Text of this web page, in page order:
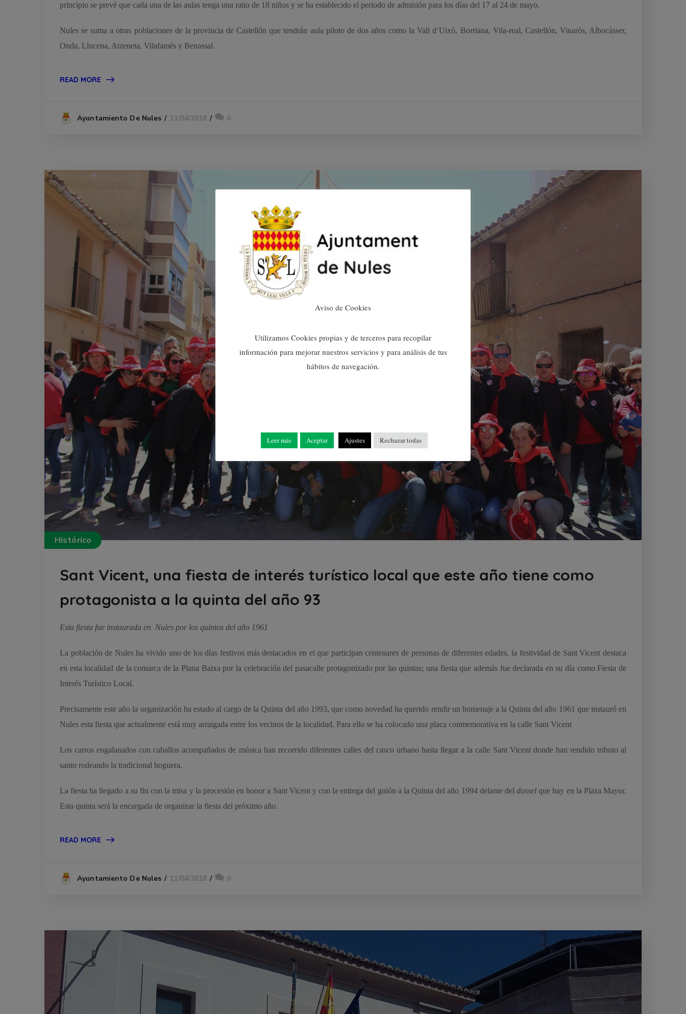
principio se prevé que cada una de las aulas tenga una ratio de 18 niños y se ha establecido el periodo de admisión para los días del 17 al 24 de mayo.
Nules se suma a otras poblaciones de la provincia de Castellón que tendrán aula piloto de dos años como la Vall d’Uixó, Borriana, Vila-real, Castellón, Vinaròs, Albocàsser,
Onda, Llucena, Atzeneta, Vilafamés y Benassal.
READ MORE
Ayuntamiento De Nules 11/04/2018 0
Histórico
Sant Vicent, una fiesta de interés turístico local que este año tiene como
protagonista a la quinta del año 93
Esta fiesta fue instaurada en Nules por los quintos del año 1961
La población de Nules ha vivido uno de los días festivos más destacados en el que participan centenares de personas de diferentes edades, la festividad de Sant Vicent destaca
en esta localidad de la comarca de la Plana Baixa por la celebración del pasacalle protagonizado por las quintas; una fiesta que además fue declarada en su día como Fiesta de
Interés Turístico Local.
Precisamente este año la organización ha estado al cargo de la Quinta del año 1993, que como novedad ha querido rendir un homenaje a la Quinta del año 1961 que instauró en
Nules esta fiesta que actualmente está muy arraigada entre los vecinos de la localidad. Para ello se ha colocado una placa conmemorativa en la calle Sant Vicent
Los carros engalanados con caballos acompañados de música han recorrido diferentes calles del casco urbano hasta llegar a la calle Sant Vicent donde han rendido tributo al
santo rodeando la tradicional hoguera.
La fiesta ha llegado a su fin con la misa y la procesión en honor a Sant Vicent y con la entrega del guión a la Quinta del año 1994 delante deldossel que hay en la Plaza Mayor.
Esta quinta será la encargada de organizar la fiesta del próximo año.
READ MORE
Ayuntamiento De Nules 11/04/2018 0
Aviso de Cookies
Utilizamos Cookies propias y de terceros para recopilar
información para mejorar nuestros servicios y para análisis de tus
hábitos de navegación.
Leer más Aceptar Ajustes Rechazar todas